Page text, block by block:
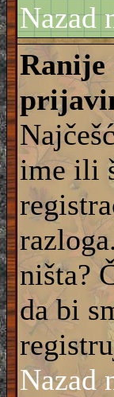
Nazad
Ranije
ime ili
ništa?
da bi
Nazad